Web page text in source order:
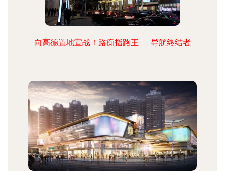
向高德置地宣战！路痴指路王——导航终结者